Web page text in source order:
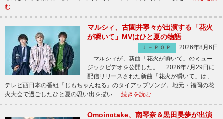
む
マルシィ、古園井寧々が出演する「花火
が瞬いて」MVはひと夏の物語
Ｊ－ＰＯＰ
2026年8月6日
マルシィが、新曲「花火が瞬いて」のミュー
ジックビデオを公開した。 2026年7月29日に
配信リリースされた新曲「花火が瞬いて」は、
テレビ西日本の番組『じもちゃんねる』のタイアップソング。地元・福岡の花
火大会で過ごしたひと夏の思い出を描い … 続きを読む
Omoinotake、南琴奈＆黒田昊夢が出演